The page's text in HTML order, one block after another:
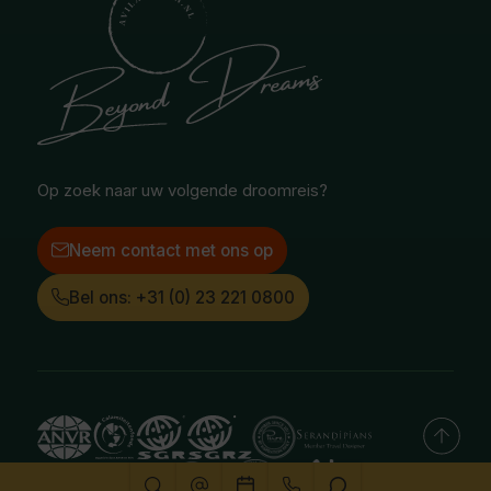
Noord-Amerika
Poolgebied
National Geographic Expeditions
Safari & Wildlife reizen
Selfdrive reizen
Treinreizen
Reisvoorwaarden
Vacatures
Facebook
Instagram
Op zoek naar uw volgende droomreis?
Neem contact met ons op
Bel ons: +31 (0) 23 221 0800